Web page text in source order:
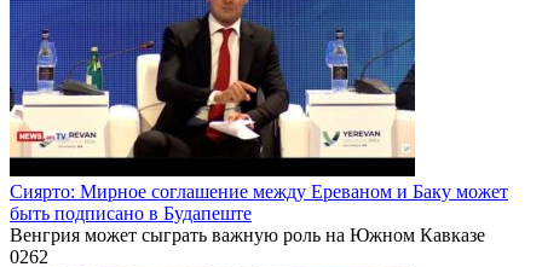
Сиярто: Мирное соглашение между Ереваном и Баку может
быть подписано в Будапеште
Венгрия может сыграть важную роль на Южном Кавказе
0262